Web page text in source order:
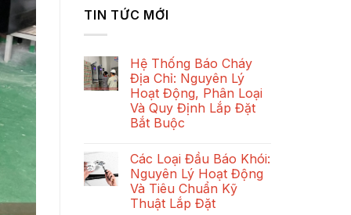
TIN TỨC MỚI
Hệ Thống Báo Cháy
Địa Chỉ: Nguyên Lý
Hoạt Động, Phân Loại
Và Quy Định Lắp Đặt
Bắt Buộc
bình
luận
ở
Hệ
Thống
Báo
Các Loại Đầu Báo Khói:
Nguyên Lý Hoạt Động
Và Tiêu Chuẩn Kỹ
Thuật Lắp Đặt